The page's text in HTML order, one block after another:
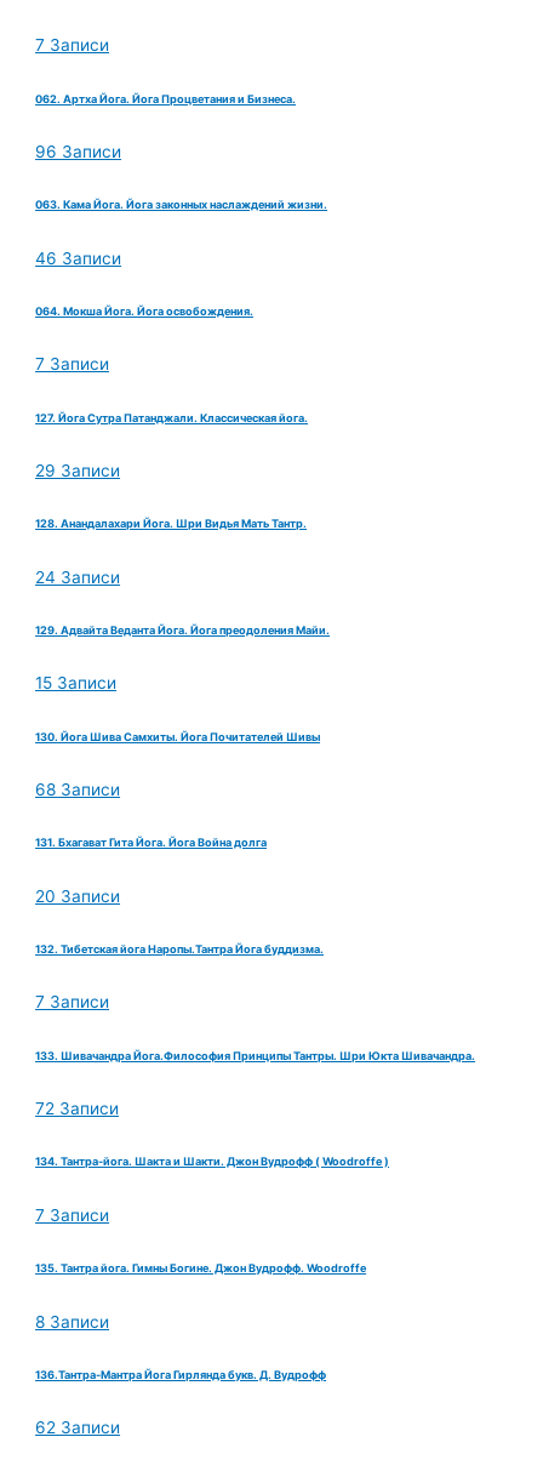
7 Записи
062. Артха Йога. Йога Процветания и Бизнеса.
96 Записи
063. Кама Йога. Йога законных наслаждений жизни.
46 Записи
064. Мокша Йога. Йога освобождения.
7 Записи
127. Йога Сутра Патанджали. Классическая йога.
29 Записи
128. Анандалахари Йога. Шри Видья Мать Тантр.
24 Записи
129. Адвайта Веданта Йога. Йога преодоления Майи.
15 Записи
130. Йога Шива Самхиты. Йога Почитателей Шивы
68 Записи
131. Бхагават Гита Йога. Йога Война долга
20 Записи
132. Тибетская йога Наропы.Тантра Йога буддизма.
7 Записи
133. Шивачандра Йога.Философия Принципы Тантры. Шри Юкта Шивачандра.
72 Записи
134. Тантра-йога. Шакта и Шакти. Джон Вудрофф ( Woodroffe )
7 Записи
135. Тантра йога. Гимны Богине. Джон Вудрофф. Woodroffe
8 Записи
136.Тантра-Мантра Йога Гирлянда букв. Д. Вудрофф
62 Записи